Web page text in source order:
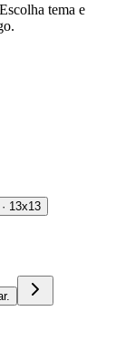
tema e
· 13x13